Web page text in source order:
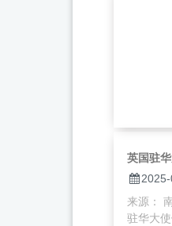
英国驻
来源：
驻华大